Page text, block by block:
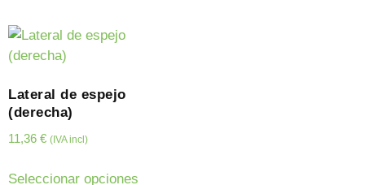
Lateral de espejo
(derecha)
11,36 € (IVA incl)
Seleccionar opciones